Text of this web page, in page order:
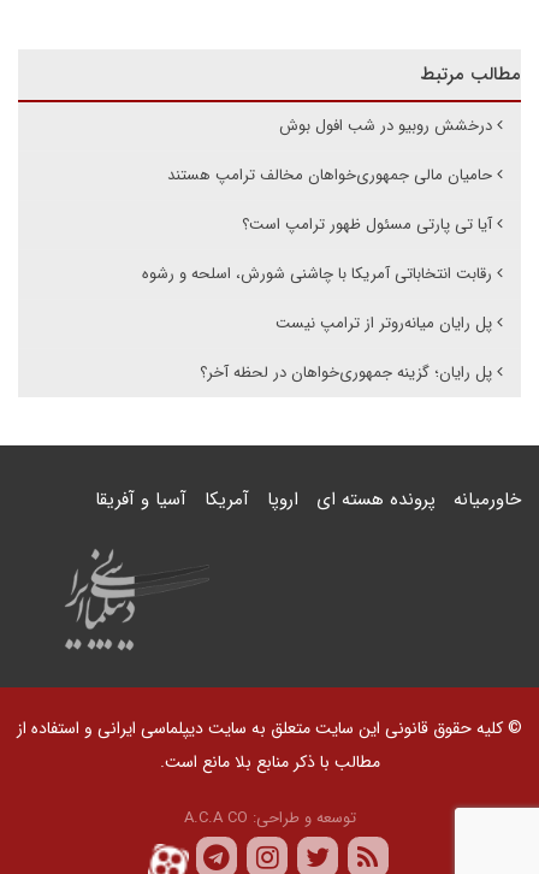
مطالب مرتبط
درخشش روبیو در شب افول بوش
حامیان مالی جمهوری‌خواهان مخالف ترامپ هستند
آیا تی پارتی مسئول ظهور ترامپ است؟
رقابت انتخاباتی آمریکا با چاشنی شورش،‌ اسلحه و رشوه
پل رایان میانه‌رو‌تر از ترامپ نیست
پل رایان؛ گزینه جمهوری‌خواهان در لحظه آخر؟
خاورمیانه پرونده هسته ای اروپا آمریکا آسیا و آفریقا
© کلیه حقوق قانونی این سایت متعلق به سایت دیپلماسی ایرانی و استفاده از
مطالب با ذکر منابع بلا مانع است.
توسعه و طراحی: A.C.A CO